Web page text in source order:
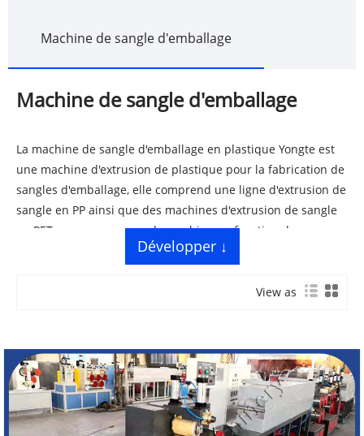
Machine de sangle d'emballage
Machine de sangle d'emballage
La machine de sangle d'emballage en plastique Yongte est
une machine d'extrusion de plastique pour la fabrication de
sangles d'emballage, elle comprend une ligne d'extrusion de
sangle en PP ainsi que des machines d'extrusion de sangle
en PET. nous concevrons la machine en fonction de
différentes matières premières pour garantir une
Développer ↓
View as